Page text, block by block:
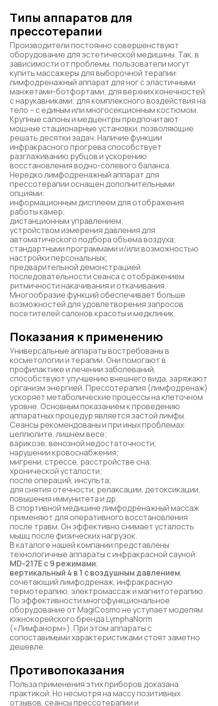
Типы аппаратов для
прессотерапии
Производители постоянно совершенствуют
оборудование для эстетической медицины. Так, в
зависимости от проблемы, пользователи могут
купить массажеры для выборочной терапии:
лимфодренажный аппарат для ног с эластичными
манжетами-ботфортами; для верхних конечностей
с нарукавниками; для комплексного воздействия на
тело – с единым или многосекционным костюмом.
Крупные салоны и медцентры предпочитают
мощные стационарные установки, позволяющие
решать десятки задач. Наличие функции
инфракрасного прогрева способствует
разглаживанию рубцов и ускорению
восстановления водно-солевого баланса.
Нередко лимфодренажный аппарат для
прессотерапии оснащен дополнительными
опциями:
информационным дисплеем для отображения
работы камер;
дистанционным управлением;
устройством измерения давления для
автоматического подбора объема воздуха;
стандартными программами и/или возможностью
настройки персональных;
предварительной демонстрацией
последовательности сеанса с отображением
ритмичности накачивания и откачивания.
Многообразие функций обеспечивает больше
возможностей для удовлетворения запросов
посетителей салонов красоты и медклиник.
Показания к применению
Универсальные аппараты востребованы в
косметологии и терапии. Они помогают в
профилактике и лечении заболеваний,
способствуют улучшению внешнего вида, заряжают
организм энергией. Прессотерапия (лимфодренаж)
ускоряет метаболические процессы на клеточном
уровне. Основным показанием к проведению
аппаратных процедур является застой лимфы.
Сеансы рекомендованы и при иных проблемах:
целлюлите, лишнем весе;
варикозе, венозной недостаточности;
нарушении кровоснабжения;
мигрени, стрессе, расстройстве сна;
хронической усталости;
после операций, инсульта;
для снятия отечности, релаксации, детоксикации,
повышения иммунитета и др.
В спортивной медицине лимфодренажный массаж
применяют для оперативного восстановления
после травм. Он эффективно снимает усталость
мышц после физических нагрузок.
В каталоге нашей компании представлены
технологичные аппараты с инфракрасной сауной:
MD-217E с 9 режимами;
вертикальный 4 в 1 с воздушным давлением,
сочетающий лимфодренаж, инфракрасную
термотерапию, электромассаж и магнитотерапию.
По эффективности многофункциональное
оборудование от MagiCosmo не уступает моделям
южнокорейского бренда LymphaNorm
(«Лимфанорм»). При этом аппараты с
сопоставимыми характеристиками стоят заметно
дешевле.
Противопоказания
Польза применения этих приборов доказана
практикой. Но несмотря на массу позитивных
отзывов, сеансы прессотерапии и